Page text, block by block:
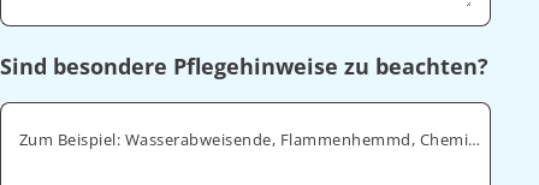
Sind besondere Pflegehinweise zu beachten?
Zum Beispiel: Wasserabweisende, Flammenhemmd, Chemikalienabweisende